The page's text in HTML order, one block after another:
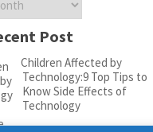
Post
Children Affected by
Technology:9 Top Tips to
Know Side Effects of
Technology